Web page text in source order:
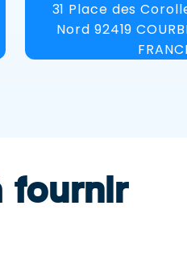
31 Place des
Nord 92419
fournir